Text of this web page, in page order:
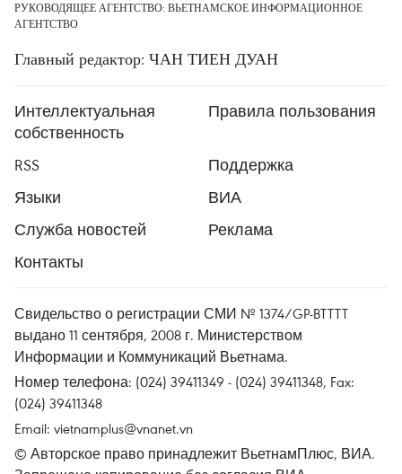
РУКОВОДЯЩЕЕ АГЕНТСТВО: ВЬЕТНАМСКОЕ ИНФОРМАЦИОННОЕ
АГЕНТСТВО
Главный редактор: ЧАН ТИЕН ДУАН
Интеллектуальная
собственность
Правила пользования
RSS
Поддержка
Языки
ВИА
Служба новостей
Реклама
Контакты
Свидельство о регистрации СМИ № 1374/GP-BTTTT
выдано 11 сентября, 2008 г. Министерством
Информации и Коммуникаций Вьетнама.
Номер телефона: (024) 39411349 - (024) 39411348, Fax:
(024) 39411348
Email: vietnamplus@vnanet.vn
© Авторское право принадлежит ВьетнамПлюс, ВИА.